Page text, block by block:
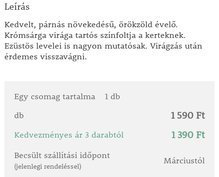
Leírás
Kedvelt, párnás növekedésű, örökzöld évelő.
Krómsárga virága tartós színfoltja a kerteknek.
Ezüstös levelei is nagyon mutatósak. Virágzás után
érdemes visszavágni.
Egy csomag tartalma
1 db
db
1 590 Ft
Kedvezményes ár 3 darabtól 1 390 Ft
Becsült szállítási időpont
(jelenlegi rendeléssel)
Márciustól